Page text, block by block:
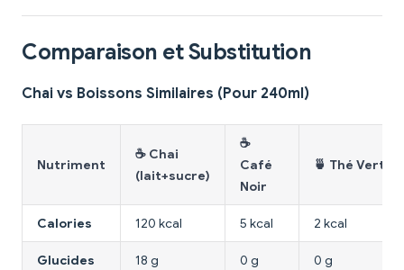
Comparaison et Substitution
Chai vs Boissons Similaires (Pour 240ml)
Nutriment
☕ Chai
(lait+sucre)
☕
Café
Noir
🍵 Thé Vert
Calories 120 kcal 5 kcal 2 kcal
Glucides 18 g 0 g 0 g